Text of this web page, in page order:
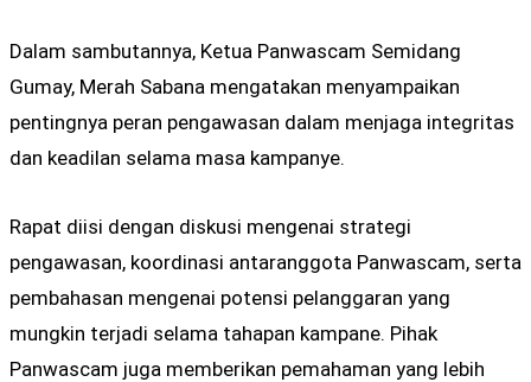
Dalam sambutannya, Ketua Panwascam Semidang
Gumay, Merah Sabana mengatakan menyampaikan
pentingnya peran pengawasan dalam menjaga integritas
dan keadilan selama masa kampanye.
Rapat diisi dengan diskusi mengenai strategi
pengawasan, koordinasi antaranggota Panwascam, serta
pembahasan mengenai potensi pelanggaran yang
mungkin terjadi selama tahapan kampane. Pihak
Panwascam juga memberikan pemahaman yang lebih